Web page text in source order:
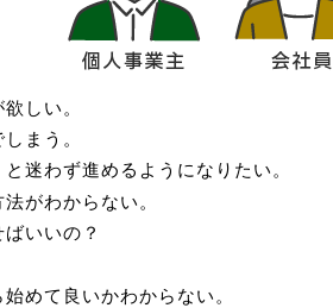
しい。
まう。
迷わず進めるようになりたい。
がわからない。
いいの？
めて良いかわからない。